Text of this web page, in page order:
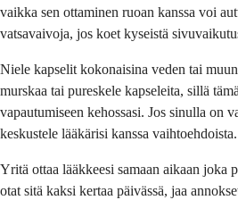
vaikka sen ottaminen ruoan kanssa voi
vatsavaivoja, jos koet kyseistä
Niele kapselit kokonaisina veden tai
murskaa tai pureskele kapseleita, sillä
vapautumiseen kehossasi. Jos sinulla on
keskustele lääkärisi kanssa vaihtoehdoista.
Yritä ottaa lääkkeesi samaan aikaan joka
otat sitä kaksi kertaa päivässä, jaa